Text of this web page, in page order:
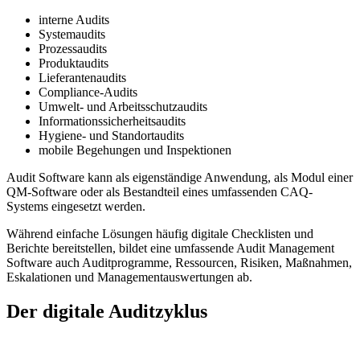
interne Audits
Systemaudits
Prozessaudits
Produktaudits
Lieferantenaudits
Compliance-Audits
Umwelt- und Arbeitsschutzaudits
Informationssicherheitsaudits
Hygiene- und Standortaudits
mobile Begehungen und Inspektionen
Audit Software kann als eigenständige Anwendung, als Modul einer
QM-Software oder als Bestandteil eines umfassenden CAQ-
Systems eingesetzt werden.
Während einfache Lösungen häufig digitale Checklisten und
Berichte bereitstellen, bildet eine umfassende Audit Management
Software auch Auditprogramme, Ressourcen, Risiken, Maßnahmen,
Eskalationen und Managementauswertungen ab.
Der digitale Auditzyklus